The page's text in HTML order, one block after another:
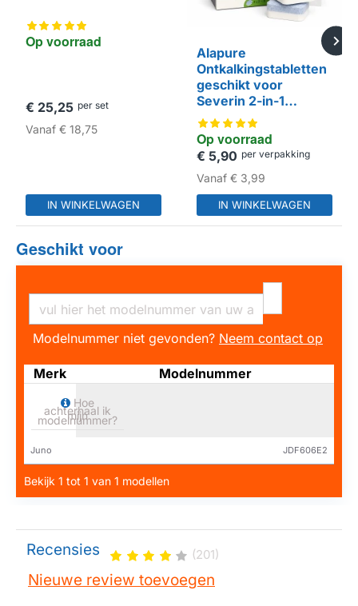
Op voorraad
€ 25,25 per set
Vanaf € 18,75
IN WINKELWAGEN
HUISMERK
Op voorraad
Alapure
Ontkalkingstabletten
geschikt voor
Severin 2-in-1
ZB8697 (6x20gr)
€ 5,90 per verpakking
Vanaf€ 3,99
IN WINKELWAGEN
Geschikt voor
Modelnummer niet gevonden? Neem contact op
Merk Modelnummer
Hoe
achterhaal ik
mijn
modelnummer?
Juno JDF606E2
Bekijk 1 tot 1 van 1 modellen
Recensies (201)
Nieuwe review toevoegen